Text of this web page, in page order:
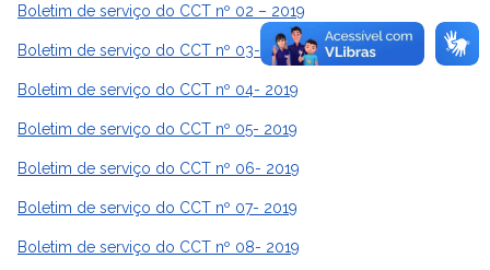
Boletim de serviço do CCT nº 02 – 2019
Boletim de serviço do CCT nº 03- 2019
Boletim de serviço do CCT nº 04- 2019
Boletim de serviço do CCT nº 05- 2019
Boletim de serviço do CCT nº 06- 2019
Boletim de serviço do CCT nº 07- 2019
Boletim de serviço do CCT nº 08- 2019